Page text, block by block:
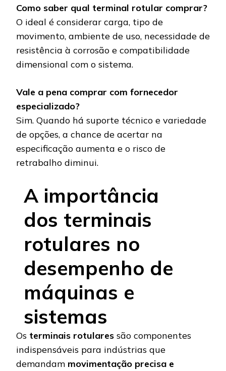
Como saber qual terminal rotular comprar?
O ideal é considerar carga, tipo de
movimento, ambiente de uso, necessidade de
resistência à corrosão e compatibilidade
dimensional com o sistema.
Vale a pena comprar com fornecedor
especializado?
Sim. Quando há suporte técnico e variedade
de opções, a chance de acertar na
especificação aumenta e o risco de
retrabalho diminui.
A importância
dos terminais
rotulares no
desempenho de
máquinas e
sistemas
Os terminais rotulares são componentes
indispensáveis para indústrias que
demandam movimentação precisa e